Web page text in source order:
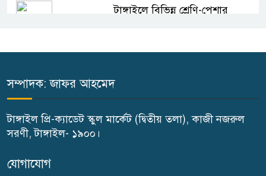
টাঙ্গাইলে বিভিন্ন শ্রেণি-পেশার
করছে স্বৈরাচারের দোসররা-প্রতিমন্ত্রী
টুকু
সম্পাদক: জাফর আহমেদ
টাঙ্গাইল প্রি-ক্যাডেট স্কুল মার্কেট (দ্বিতীয় তলা), কাজী নজরুল
সরণী, টাঙ্গাইল- ১৯০০।
যোগাযোগ